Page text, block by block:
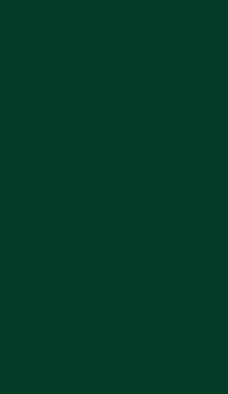
enklere, smartere og
Card og personlige
og planer som maksimerer
gjør klokken mer intuitiv og
pulsmålingen mer nøyaktig
tåler vann og støv i
40 timer